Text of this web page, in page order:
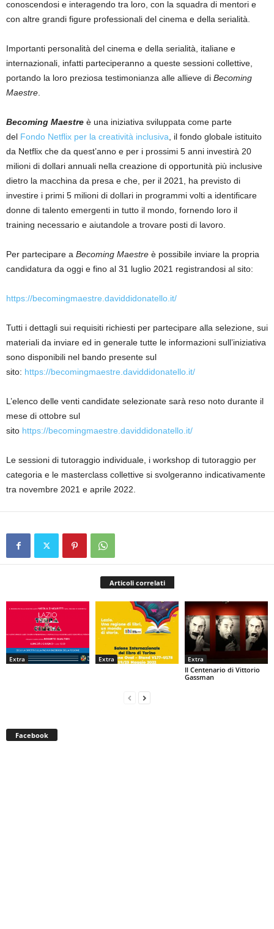
conoscendosi e interagendo tra loro, con la squadra di mentori e
con altre grandi figure professionali del cinema e della serialità.
Importanti personalità del cinema e della serialità, italiane e
internazionali, infatti parteciperanno a queste sessioni collettive,
portando la loro preziosa testimonianza alle allieve di Becoming
Maestre
Becoming Maestre è una iniziativa sviluppata come parte
del Fondo Netflix per la creatività inclusiva , il fondo globale istituito
da Netflix che da quest’anno e per i prossimi 5 anni investirà 20
milioni di dollari annuali nella creazione di opportunità più inclusive
dietro la macchina da presa e che, per il 2021, ha previsto di
investire i primi 5 milioni di dollari in programmi volti a identificare
donne di talento emergenti in tutto il mondo, fornendo loro il
training necessario e aiutandole a trovare posti di lavoro.
Per partecipare a Becoming Maestre è possibile inviare la propria
candidatura da oggi e fino al 31 luglio 2021 registrandosi al sito:
https://becomingmaestre.daviddidonatello.it/
Tutti i dettagli sui requisiti richiesti per partecipare alla selezione, sui
materiali da inviare ed in generale tutte le informazioni sull’iniziativa
sono disponibili nel bando presente sul
sito: https://becomingmaestre.daviddidonatello.it/
L’elenco delle venti candidate selezionate sarà reso noto durante il
mese di ottobre sul
sito https://becomingmaestre.daviddidonatello.it/
Le sessioni di tutoraggio individuale, i workshop di tutoraggio per
categoria e le masterclass collettive si svolgeranno indicativamente
tra novembre 2021 e aprile 2022.
Articoli correlati
Extra Extra Extra
Il Centenario di Vittorio
Gassman
Facebook